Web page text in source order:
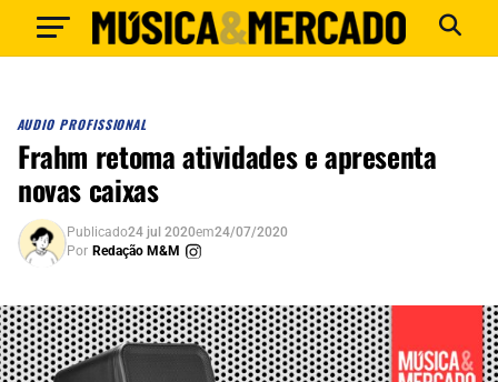
AUDIO PROFISSIONAL
Frahm retoma atividades e apresenta
novas caixas
Publicado24 jul 2020em24/07/2020
Por Redação M&M